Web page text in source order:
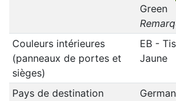
Green
Couleurs intérieures
(panneaux de portes et
sièges)
EB -
Jaune
Pays de destination